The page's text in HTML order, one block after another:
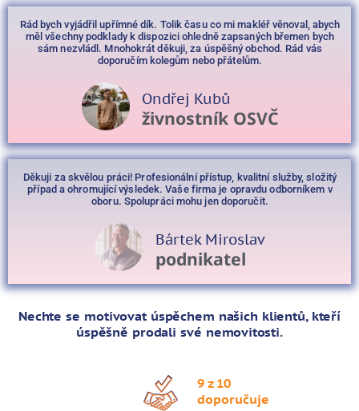
Rád bych vyjádřil upřímné dík. Tolik času co mi makléř věnoval, abych
měl všechny podklady k dispozici ohledně zapsaných břemen bych
sám nezvládl. Mnohokrát děkuji, za úspěšný obchod. Rád vás
doporučím kolegům nebo přátelům.
Ondřej Kubů
živnostník OSVČ
Děkuji za skvělou práci! Profesionální přístup, kvalitní služby, složitý
případ a ohromující výsledek. Vaše firma je opravdu odborníkem v
oboru. Spolupráci mohu jen doporučit.
Bártek Miroslav
podnikatel
Nechte se motivovat úspěchem našich klientů, kteří
úspěšně prodali své nemovitosti.
9 z 10
doporučuje